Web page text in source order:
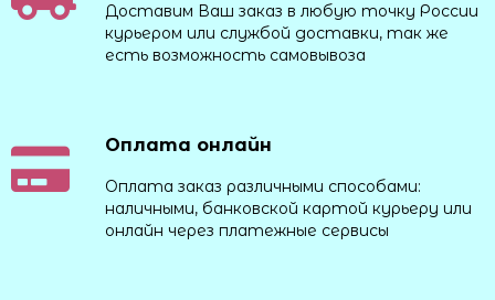
Доставим Ваш заказ в любую точку России
курьером или службой доставки, так же
есть возможность самовывоза
Оплата онлайн
Оплата заказ различными способами:
наличными, банковской картой курьеру или
онлайн через платежные сервисы